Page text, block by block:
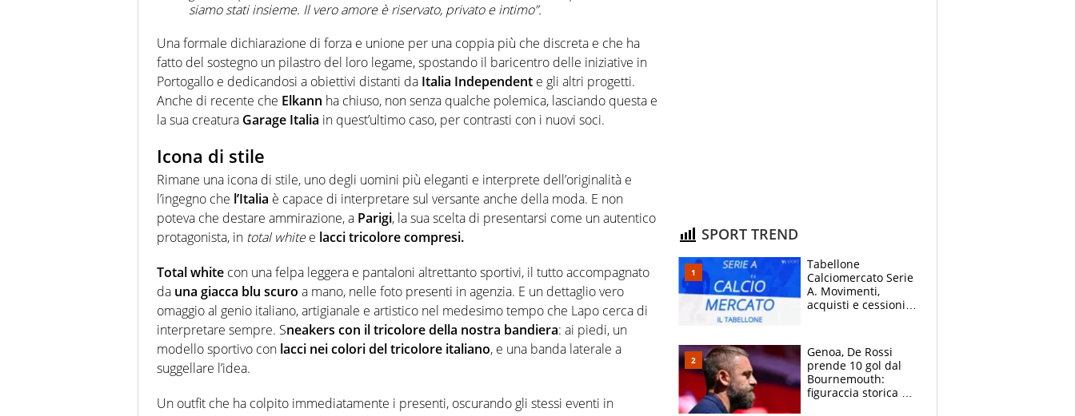
siamo stati insieme. Il vero amore è riservato, privato e intimo”.
Una formale dichiarazione di forza e unione per una coppia più che discreta e che ha
fatto del sostegno un pilastro del loro legame, spostando il baricentro delle iniziative in
Portogallo e dedicandosi a obiettivi distanti da Italia Independent e gli altri progetti.
Anche di recente che Elkann ha chiuso, non senza qualche polemica, lasciando questa e
la sua creatura Garage Italia in quest’ultimo caso, per contrasti con i nuovi soci.
Icona di stile
Rimane una icona di stile, uno degli uomini più eleganti e interprete dell’originalità e
l’ingegno che l’Italia è capace di interpretare sul versante anche della moda. E non
poteva che destare ammirazione, a Parigi, la sua scelta di presentarsi come un autentico
protagonista, in total whitee lacci tricolore compresi.
Total white con una felpa leggera e pantaloni altrettanto sportivi, il tutto accompagnato
da una giacca blu scuro a mano, nelle foto presenti in agenzia. E un dettaglio vero
omaggio al genio italiano, artigianale e artistico nel medesimo tempo che Lapo cerca di
interpretare sempre. Sneakers con il tricolore della nostra bandiera: ai piedi, un
modello sportivo con lacci nei colori del tricolore italiano, e una banda laterale a
suggellare l’idea.
Un outfit che ha colpito immediatamente i presenti, oscurando gli stessi eventi in
SPORT TREND
Tabellone
Calciomercato Serie
A. Movimenti,
acquisti e cessioni:
Genoa, De Rossi
prende 10 gol dal
Bournemouth:
figuraccia storica ed